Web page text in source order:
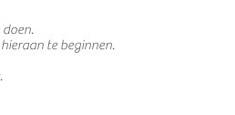
te beginnen.